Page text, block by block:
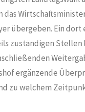
übergeben. Ein
zuständigen
ergänzende
zu welchem